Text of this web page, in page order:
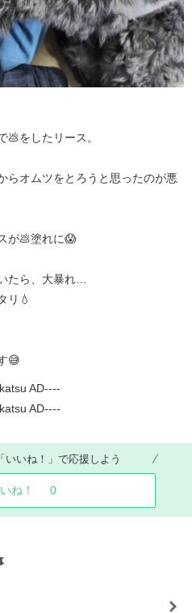
をしたリース。
らオムツをとろうと思ったのが悪
が💩塗れに😱
たら、大暴れ…
リ💧
😅
AD----
AD----
いいね！」で応援しよう
ね！ 0